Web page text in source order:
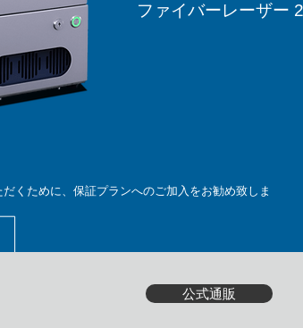
ファイバーレーザー
くために、保証プランへのご加入をお勧め致しま
公式通販